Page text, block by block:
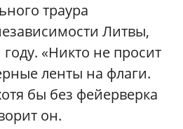
траура
Литвы,
«Никто не просит
ленты на флаги.
бы без фейерверка
он.